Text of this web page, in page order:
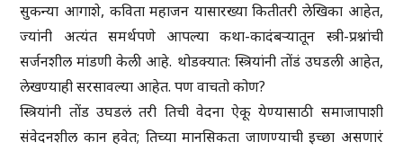
सुकन्या आगाशे, कविता महाजन यासारख्या कितीतरी लेखिका आहेत,
ज्यांनी अत्यंत समर्थपणे आपल्या कथा-कादंबऱ्यातून स्त्री-प्रश्नांची
सर्जनशील मांडणी केली आहे. थोडक्यात: स्त्रियांनी तोंडं उघडली आहेत,
लेखण्याही सरसावल्या आहेत. पण वाचतो कोण?
स्त्रियांनी तोंड उघडलं तरी तिची वेदना ऐकू येण्यासाठी समाजापाशी
संवेदनशील कान हवेत; तिच्या मानसिकता जाणण्याची इच्छा असणारं